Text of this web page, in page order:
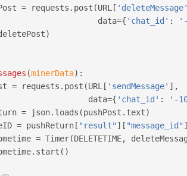
= requests.post(URL[
data={
'chat_id' :
'-
(minerData):
= requests.post(URL[
'sendMessage' ],
data={
'chat_id' :
'-
= json.loads(pushPost.text)
= pushReturn[
"result" ][ "message_id"
= Timer(DELETETIME,